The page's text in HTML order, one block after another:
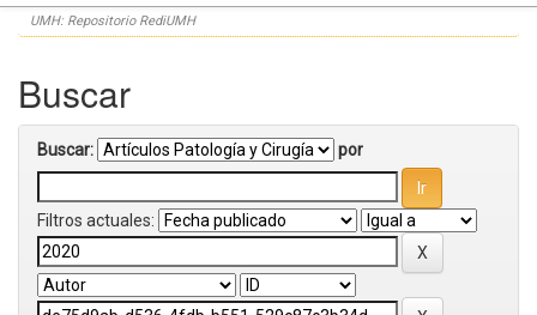
Skip
navigation
UMH: Repositorio RediUMH
Buscar
Buscar: por
Filtros actuales: